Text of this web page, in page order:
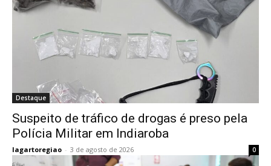
Destaque
Suspeito de tráfico de drogas é preso pela
Polícia Militar em Indiaroba
lagartoregiao - 3 de agosto de 2026 0